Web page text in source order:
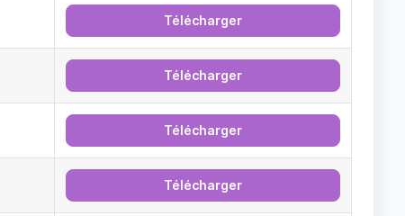
Télécharger
Télécharger
Télécharger
Télécharger